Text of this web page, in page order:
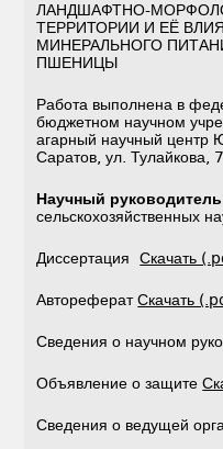
ЛАНДШАФТНО-
ТЕРРИТОРИИ И ЕЁ
МИНЕРАЛЬНОГО
ПШЕНИЦЫ
Работа выполнена в
бюджетном научном
агарный научный центр
Саратов, ул.
Научный
сельскохозяйственных
ДиссертацияСкачать
АвторефератСкачать
Сведения о научном
Объявление о защите
Сведения о ведущей